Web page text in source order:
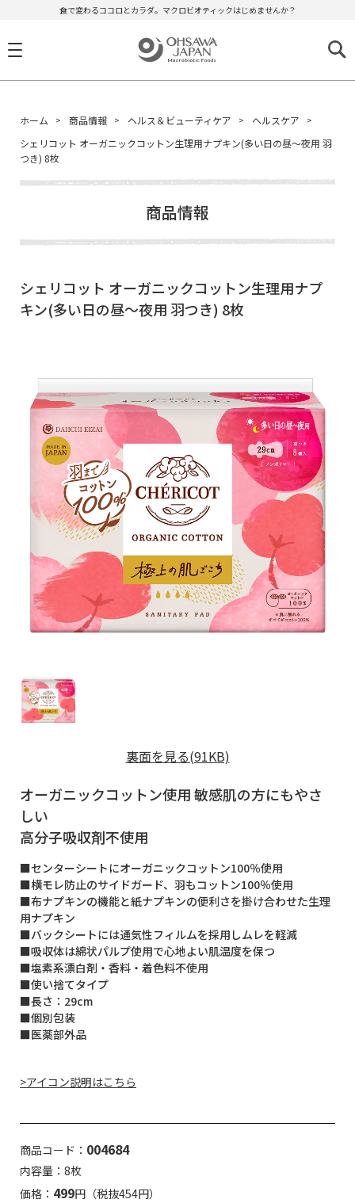
食で変わるココロとカラダ。マクロビオティックはじめませんか？
ホーム 商品情報 ヘルス＆ビューティケア
ヘルスケア
シェリコット オーガニックコットン生理用ナプキン(多い日の昼～夜用 羽
つき) 8枚
商品情報
シェリコット オーガニックコットン生理用ナプ
キン(多い日の昼～夜用 羽つき) 8枚
裏面を見る(91KB)
オーガニックコットン使用 敏感肌の方にもやさ
しい
高分子吸収剤不使用
■センターシートにオーガニックコットン100％使用
■横モレ防止のサイドガード、羽もコットン100％使用
■布ナプキンの機能と紙ナプキンの便利さを掛け合わせた生理
用ナプキン
■バックシートには通気性フィルムを採用しムレを軽減
■吸収体は綿状パルプ使用で心地よい肌温度を保つ
■塩素系漂白剤・香料・着色料不使用
■使い捨てタイプ
■長さ：29cm
■個別包装
■医薬部外品
>アイコン説明はこちら
商品コード： 004684
内容量：8枚
価格： 499円（税抜454円）